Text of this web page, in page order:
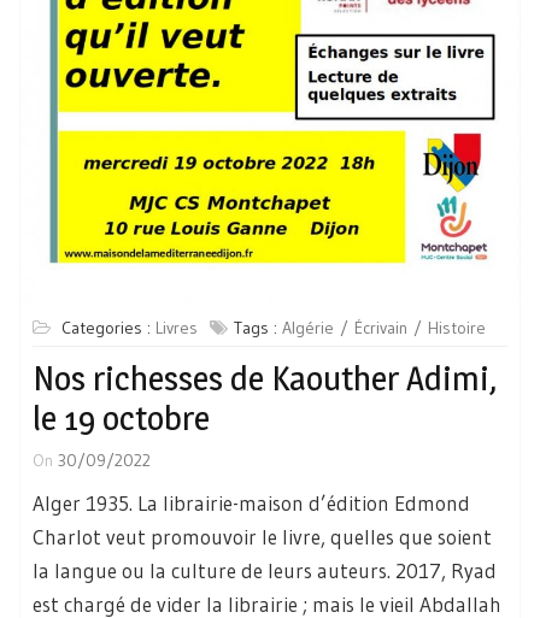
Categories : Livres Tags : Algérie Écrivain Histoire
Nos richesses de Kaouther Adimi,
le 19 octobre
On 30/09/2022
Alger 1935. La librairie-maison d’édition Edmond
Charlot veut promouvoir le livre, quelles que soient
la langue ou la culture de leurs auteurs. 2017, Ryad
est chargé de vider la librairie ; mais le vieil Abdallah